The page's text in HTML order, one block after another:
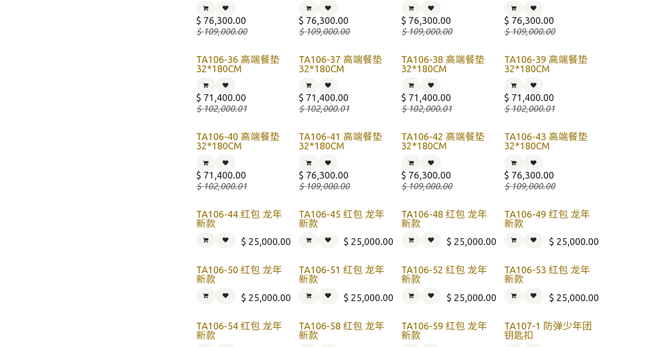
$ 76,300.00
$109,000.00
$ 76,300.00
$109,000.00
$ 76,300.00
$109,000.00
$ 76,300.00
$109,000.00
TA106-36 高端餐垫
32*180CM
$ 71,400.00
$102,000.01
TA106-37 高端餐垫
32*180CM
$ 71,400.00
$102,000.01
TA106-38 高端餐垫
32*180CM
$ 71,400.00
$102,000.01
TA106-39 高端餐垫
32*180CM
$ 71,400.00
$102,000.01
TA106-40 高端餐垫
32*180CM
$ 71,400.00
$102,000.01
TA106-41 高端餐垫
32*180CM
$ 76,300.00
$109,000.00
TA106-42 高端餐垫
32*180CM
$ 76,300.00
$109,000.00
TA106-43 高端餐垫
32*180CM
$ 76,300.00
$109,000.00
TA106-44 红包 龙年
新款
$ 25,000.00
TA106-45 红包 龙年
新款
$ 25,000.00
TA106-48 红包 龙年
新款
$ 25,000.00
TA106-49 红包 龙年
新款
$ 25,000.00
TA106-50 红包 龙年
新款
$ 25,000.00
TA106-51 红包 龙年
新款
$ 25,000.00
TA106-52 红包 龙年
新款
$ 25,000.00
TA106-53 红包 龙年
新款
$ 25,000.00
TA106-54 红包 龙年
新款
TA106-58 红包 龙年
新款
TA106-59 红包 龙年
新款
TA107-1 防弹少年团
钥匙扣